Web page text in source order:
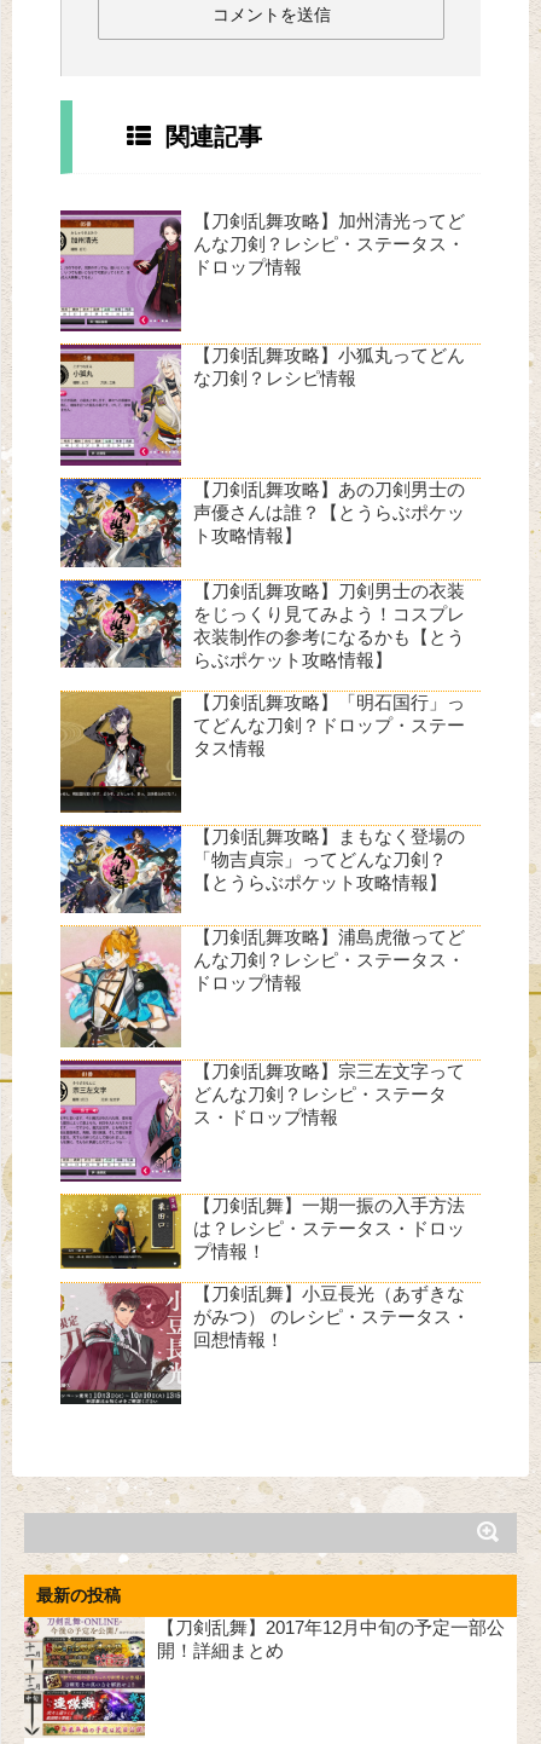
関連記事
【刀剣乱舞攻略】加州清光ってど
んな刀剣？レシピ・ステータス・
ドロップ情報
【刀剣乱舞攻略】小狐丸ってどん
な刀剣？レシピ情報
【刀剣乱舞攻略】あの刀剣男士の
声優さんは誰？【とうらぶポケッ
ト攻略情報】
【刀剣乱舞攻略】刀剣男士の衣装
をじっくり見てみよう！コスプレ
衣装制作の参考になるかも【とう
らぶポケット攻略情報】
【刀剣乱舞攻略】「明石国行」っ
てどんな刀剣？ドロップ・ステー
タス情報
【刀剣乱舞攻略】まもなく登場の
「物吉貞宗」ってどんな刀剣？
【とうらぶポケット攻略情報】
【刀剣乱舞攻略】浦島虎徹ってど
んな刀剣？レシピ・ステータス・
ドロップ情報
【刀剣乱舞攻略】宗三左文字って
どんな刀剣？レシピ・ステータ
ス・ドロップ情報
【刀剣乱舞】一期一振の入手方法
は？レシピ・ステータス・ドロッ
プ情報！
【刀剣乱舞】小豆長光（あずきな
がみつ） のレシピ・ステータス・
回想情報！
最新の投稿
【刀剣乱舞】2017年12月中旬の予定一部公
開！詳細まとめ